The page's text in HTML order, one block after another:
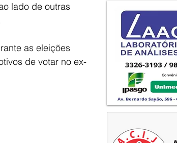
lado de outras
as eleições
de votar no ex-